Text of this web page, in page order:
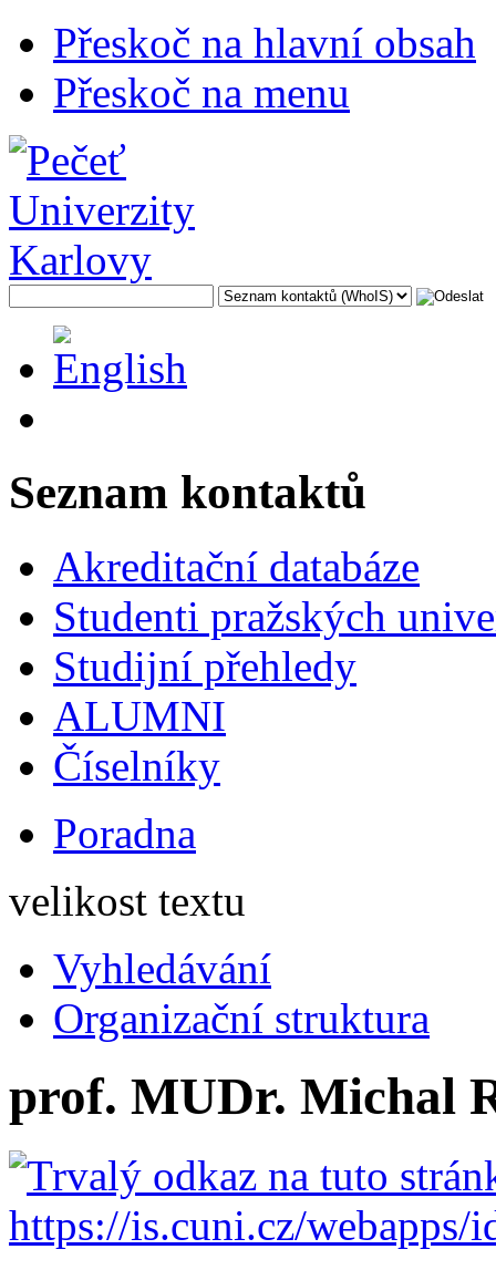
Přeskoč na hlavní obsah
Přeskoč na menu
Seznam kontaktů
Akreditační databáze
Studenti pražských
Studijní přehledy
ALUMNI
Číselníky
Poradna
velikost textu
Vyhledávání
Organizační struktura
prof. MUDr. Michal